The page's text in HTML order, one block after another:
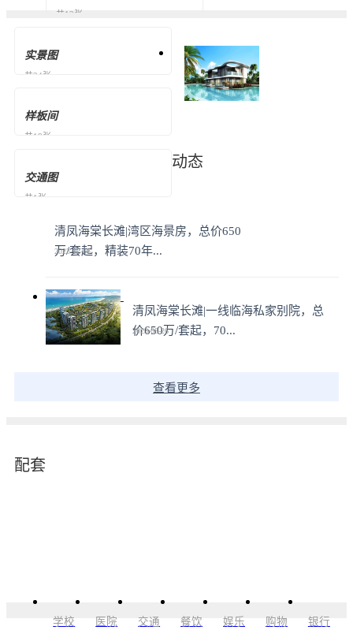
共12张
实景图
共24张
样板间
共18张
交通图
共1张
动态
清凤海棠长滩|湾区海景房，总价650
万/套起，精装70年...
2023-12-08
清凤海棠长滩|一线临海私家别院，总
价650万/套起，70...
2023-08-26
查看更多
配套
学校 医院 交通 餐饮 娱乐 购物 银行